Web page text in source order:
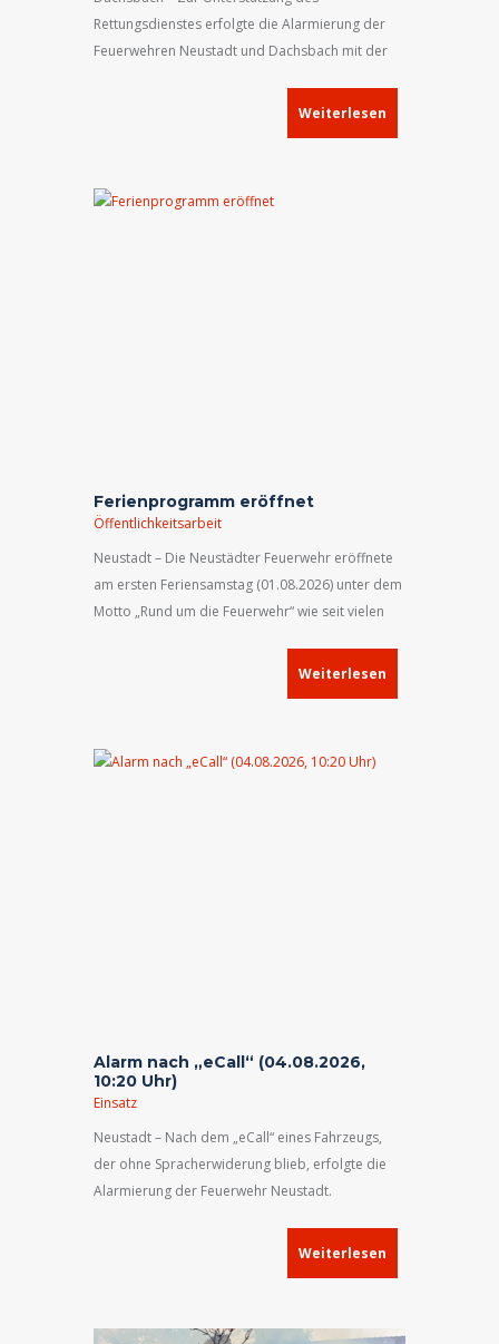
Rettungsdienstes erfolgte die Alarmierung der
Feuerwehren Neustadt und Dachsbach mit der
Weiterlesen
Ferienprogramm eröffnet
Öffentlichkeitsarbeit
Neustadt – Die Neustädter Feuerwehr eröffnete
am ersten Feriensamstag (01.08.2026) unter dem
Motto „Rund um die Feuerwehr“ wie seit vielen
Weiterlesen
Alarm nach „eCall“ (04.08.2026,
10:20 Uhr)
Einsatz
Neustadt – Nach dem „eCall“ eines Fahrzeugs,
der ohne Spracherwiderung blieb, erfolgte die
Alarmierung der Feuerwehr Neustadt.
Weiterlesen